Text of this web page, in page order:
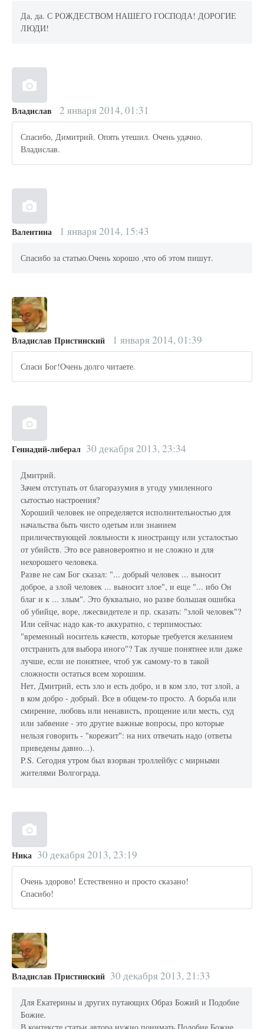
Да, да. С РОЖДЕСТВОМ НАШЕГО ГОСПОДА! ДОРОГИЕ
ЛЮДИ!
Владислав 2 января 2014, 01:31
Спасибо, Димитрий. Опять утешил. Очень удачно.
Владислав.
Валентина 1 января 2014, 15:43
Спасибо за статью.Очень хорошо ,что об этом пишут.
Владислав Пристинский 1 января 2014, 01:39
Спаси Бог!Очень долго читаете.
Геннадий-либерал 30 декабря 2013, 23:34
Дмитрий.
Зачем отступать от благоразумия в угоду умиленного
сытостью настроения?
Хороший человек не определяется исполнительностью для
начальства быть чисто одетым или знанием
приличествующей лояльности к иностранцу или усталостью
от убийств. Это все равновероятно и не сложно и для
нехорошего человека.
Разве не сам Бог сказал: "... добрый человек ... выносит
доброе, а злой человек ... выносит злое", и еще "... ибо Он
благ и к ... злым". Это буквально, но разве большая ошибка
об убийце, воре, лжесвидетеле и пр. сказать: "злой человек"?
Или сейчас надо как-то аккуратно, с терпимостью:
"временный носитель качеств, которые требуется желанием
отстранить для выбора иного"? Так лучше понятнее или даже
лучше, если не понятнее, чтоб уж самому-то в такой
сложности остаться всем хорошим.
Нет, Дмитрий, есть зло и есть добро, и в ком зло, тот злой, а
в ком добро - добрый. Все в общем-то просто. А борьба или
смирение, любовь или ненависть, прощение или месть, суд
или забвение - это другие важные вопросы, про которые
нельзя говорить - "корежит": на них отвечать надо (ответы
приведены давно...).
P.S. Сегодня утром был взорван троллейбус с мирными
жителями Волгограда.
Ника 30 декабря 2013, 23:19
Очень здорово! Естественно и просто сказано!
Спасибо!
Владислав Пристинский 30 декабря 2013, 21:33
Для Екатерины и других путающих Образ Божий и Подобие
Божие.